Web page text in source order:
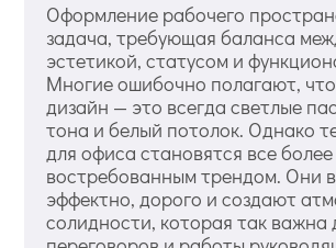
Оформление рабочего
задача, требующая баланса
эстетикой, статусом и
Многие ошибочно полагают,
дизайн — это всегда светлые
тона и белый потолок. Однако
для офиса становятся все более
востребованным трендом. Они
эффектно, дорого и создают
солидности, которая так важна